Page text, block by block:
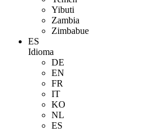
Yibuti
Zambia
Zimbabue
ES
Idioma
DE
EN
FR
IT
KO
NL
ES